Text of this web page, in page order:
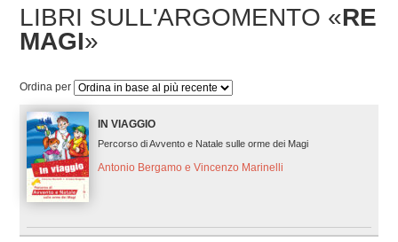
LIBRI SULL'ARGOMENTO «RE
MAGI»
Ordina per
IN VIAGGIO
Percorso di Avvento e Natale sulle orme dei Magi
Antonio Bergamo e Vincenzo Marinelli